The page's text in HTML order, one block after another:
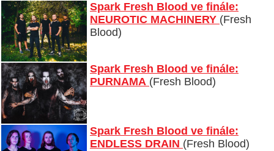
Spark Fresh Blood ve finále:
NEUROTIC MACHINERY (Fresh
Blood)
Spark Fresh Blood ve finále:
PURNAMA (Fresh Blood)
Spark Fresh Blood ve finále:
ENDLESS DRAIN (Fresh Blood)